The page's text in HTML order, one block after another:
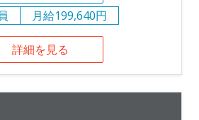
月給199,640円
詳細を見る